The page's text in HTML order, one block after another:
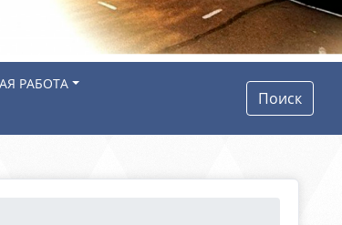
РАБОТА
Поиск